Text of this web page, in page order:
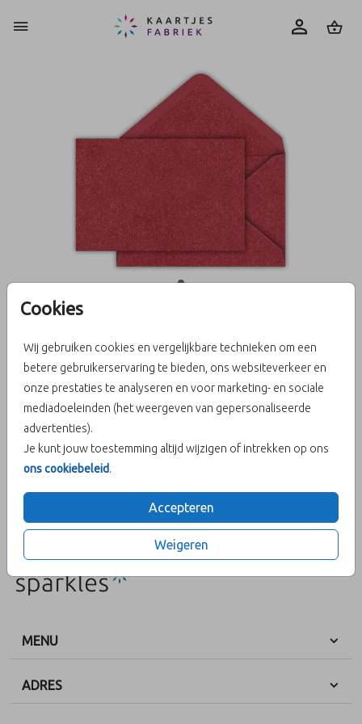
Cookies
Wij gebruiken cookies en vergelijkbare technieken om een
betere gebruikerservaring te bieden, ons websiteverkeer en
onze prestaties te analyseren en voor marketing- en sociale
mediadoeleinden (het weergeven van gepersonaliseerde
advertenties).
Je kunt jouw toestemming altijd wijzigen of intrekken op ons
ons cookiebeleid.
Accepteren
Weigeren
Metallic Rood 12 X 18
Aantal x 1 Prijs: € 0,60
OMSCHRIJVING
metallic rood 12 x 18
Prijs:€ 0,60 per 1
MENU
ADRES